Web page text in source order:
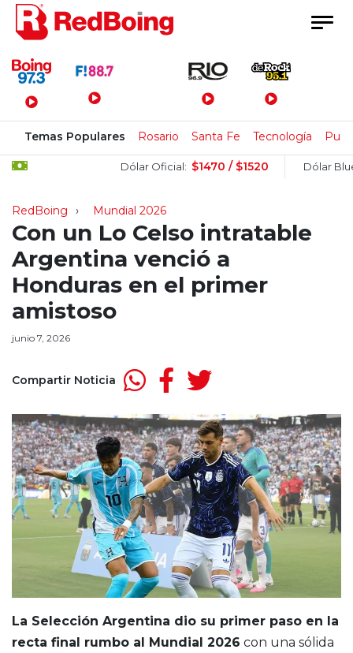
Menú Principal
Temas Populares Rosario Santa Fe Tecnología
Dólar Oficial: $1470 / $1520 Dólar Blue:
RedBoing Mundial 2026
Con un Lo Celso intratable
Argentina venció a
Honduras en el primer
amistoso
junio 7, 2026
Compartir Noticia
La Selección Argentina dio su primer paso en la
recta final rumbo al Mundial 2026 con una sólida